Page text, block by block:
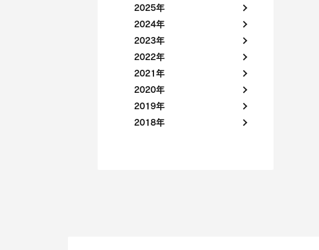
2025年
2024年
2023年
2022年
2021年
2020年
2019年
2018年